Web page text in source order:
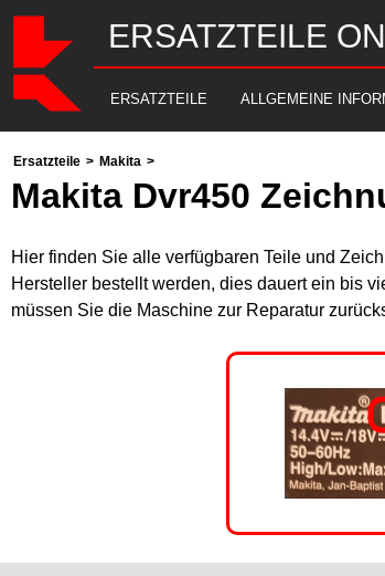
ERSATZTEILE
ERSATZTEILE ALLGEMEINE
Ersatzteile > Makita >
Makita Dvr450
Hier finden Sie alle verfügbaren Teile und
Hersteller bestellt werden, dies dauert ein bis
müssen Sie die Maschine zur Reparatur